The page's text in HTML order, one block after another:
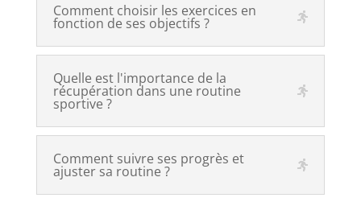
Comment choisir les exercices en
fonction de ses objectifs ?
Quelle est l'importance de la
récupération dans une routine
sportive ?
Comment suivre ses progrès et
ajuster sa routine ?